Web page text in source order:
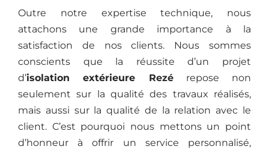
Outre notre expertise technique, nous
attachons une grande importance à la
satisfaction de nos clients. Nous sommes
conscients que la réussite d’un projet
d’isolation extérieure Rezérepose non
seulement sur la qualité des travaux réalisés,
mais aussi sur la qualité de la relation avec le
client. C’est pourquoi nous mettons un point
d’honneur à offrir un service personnalisé,